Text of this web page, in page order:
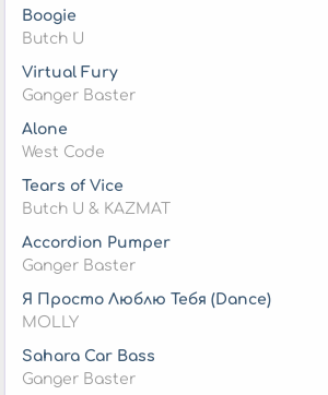
Boogie
Butch U
Virtual Fury
Ganger Baster
Alone
West Code
Tears of Vice
Butch U & KAZMAT
Accordion Pumper
Ganger Baster
Я Просто Люблю Тебя (Dance)
MOLLY
Sahara Car Bass
Ganger Baster